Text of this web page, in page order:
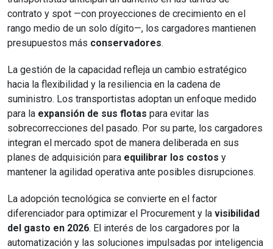
contrato y spot —con proyecciones de crecimiento en el
rango medio de un solo dígito—, los cargadores mantienen
presupuestos más conservadores.
La gestión de la capacidad refleja un cambio estratégico
hacia la flexibilidad y la resiliencia en la cadena de
suministro. Los transportistas adoptan un enfoque medido
para la expansión de sus flotas para evitar las
sobrecorrecciones del pasado. Por su parte, los cargadores
integran el mercado spot de manera deliberada en sus
planes de adquisición para equilibrar los costos y
mantener la agilidad operativa ante posibles disrupciones.
La adopción tecnológica se convierte en el factor
diferenciador para optimizar el Procurement y la visibilidad
del gasto en 2026. El interés de los cargadores por la
automatización y las soluciones impulsadas por inteligencia